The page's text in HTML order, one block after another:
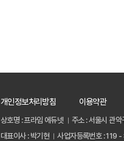
개인정보처리방침 이용약관
상호명 : 프라임 에듀넷 주소 : 서울시 관
대표이사 : 박기현
사업자등록번호 : 119